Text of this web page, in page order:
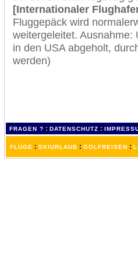
[Internationaler
Fluggepäck wird
weitergeleitet.
in den USA abgeholt,
werden)
FRAGEN ? : DATENSCHUTZ :
FLÜGE : SKIURLAUB : GOLFREISEN :